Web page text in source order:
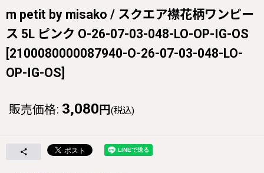
m petit by misako / スクエア襟花柄ワンピー
ス 5L ピンク O-26-07-03-048-LO-OP-IG-OS
[2100080000087940-O-26-07-03-048-LO-
OP-IG-OS]
販売価格: 3,080 円 (税込)